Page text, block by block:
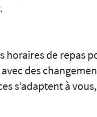
horaires de repas
des
s’adaptent à